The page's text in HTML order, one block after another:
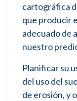
cartográfica
que producir
adecuado de
nuestro
Planificar su
del uso del
de erosión, y